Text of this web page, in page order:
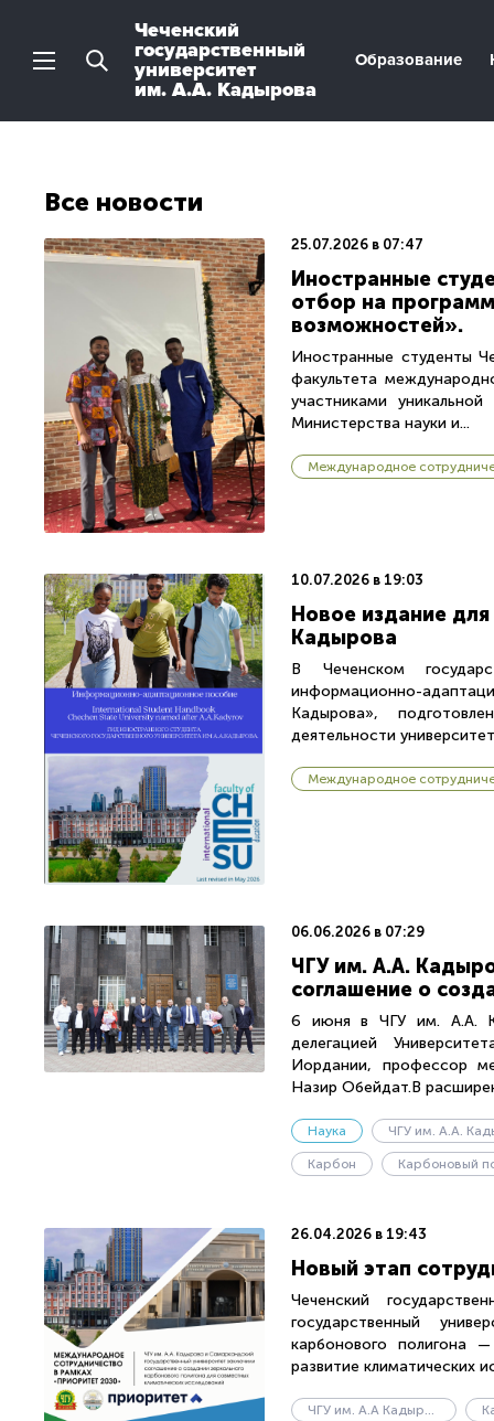
Чеченский
государственный
университет
им. А.А. Кадырова
Образование
Все новости
25.07.2026 в 07:47
Иностранные
отбор на
возможностей».
Иностранные студенты
факультета
участниками
Министерства науки и...
Международное
10.07.2026 в 19:03
Новое издание
Кадырова
В Чеченском
информационно-
Кадырова»,
деятельности
Международное
06.06.2026 в 07:29
ЧГУ им. А.А.
соглашение о
6 июня в ЧГУ им. А.А.
делегацией
Иордании, профессор
Назир Обейдат.В
Наука
Карбон
26.04.2026 в 19:43
Новый этап
Чеченский
государственный
карбонового полигона
развитие климатических
ЧГУ им. А.А Кадырова